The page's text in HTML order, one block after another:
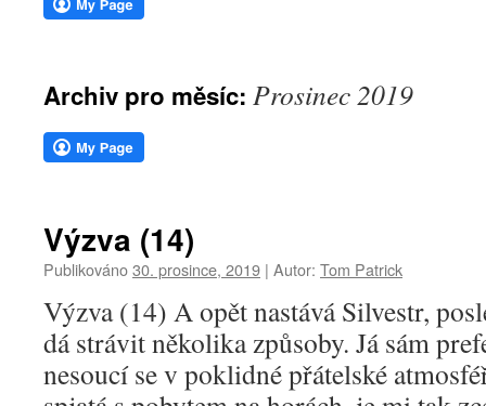
webu
Archiv pro měsíc: Prosinec 2019
Výzva (14)
Publikováno30. prosince, 2019 | Autor: Tom Patrick
Výzva (14) A opět nastává Silvestr,
dá strávit několika způsoby. Já sám
nesoucí se v poklidné přátelské